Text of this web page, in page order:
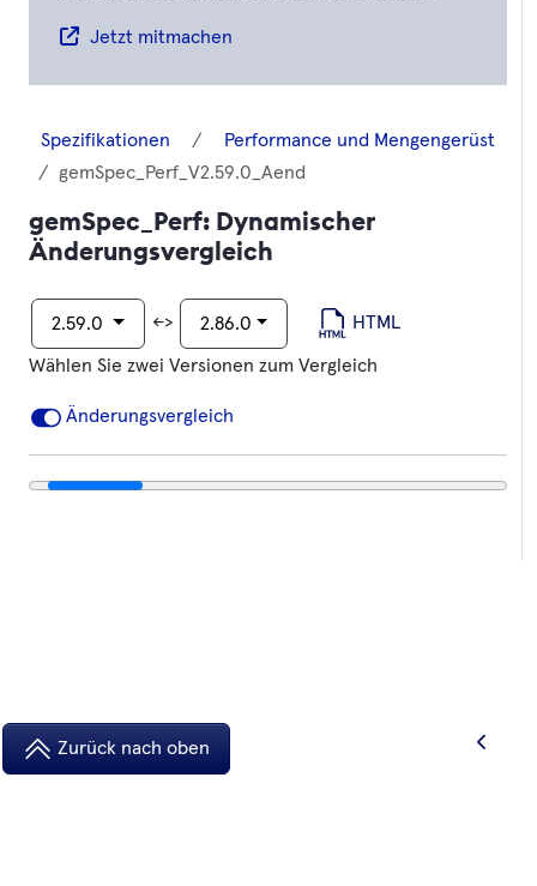
Jetzt mitmachen
Spezifikationen
Performance und Mengengerüst
gemSpec_Perf_V2.59.0_Aend
gemSpec_Perf: Dynamischer
Änderungsvergleich
2.59.0 <-> 2.86.0 HTML
Wählen Sie zwei Versionen zum Vergleich
Änderungsvergleich
Zurück nach oben